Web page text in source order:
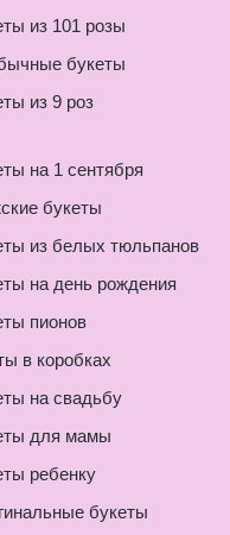
из 101 розы
букеты
из 9 роз
на 1 сентября
букеты
из белых тюльпанов
на день рождения
пионов
в коробках
на свадьбу
для мамы
ребенку
букеты